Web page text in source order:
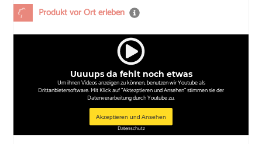
Produkt vor Ort erleben
Uuuups da fehlt noch etwas
Um ihnen Videos anzeigen zu können, benutzen wir Youtube als
Drittanbietersoftware. Mit Klick auf "Aktezptieren und Ansehen" stimmen sie der
Datenverarbeitung durch Youtube zu.
Akzeptieren und Ansehen
Datenschutz